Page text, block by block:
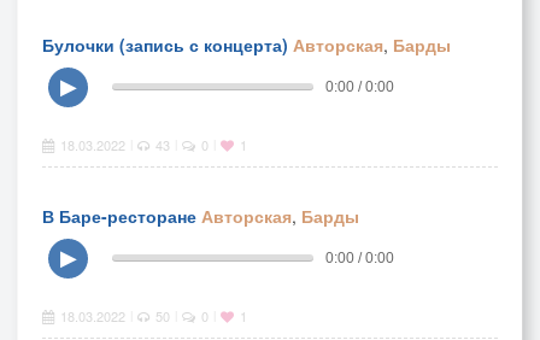
Булочки (запись с концерта) Авторская, Барды
▶
0:00 / 0:00
18.03.2022 43 0 1
В Баре-ресторане Авторская, Барды
▶
0:00 / 0:00
18.03.2022 50 0 1